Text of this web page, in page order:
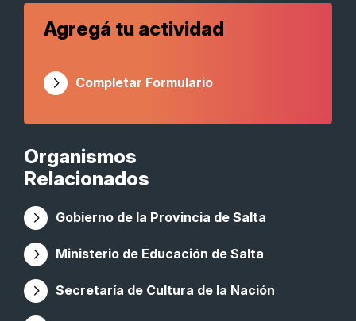
Organismos
Relacionados
Gobierno de la Provincia de Salta
Ministerio de Educación de Salta
Secretaría de Cultura de la Nación
Agregá tu actividad
Completar Formulario